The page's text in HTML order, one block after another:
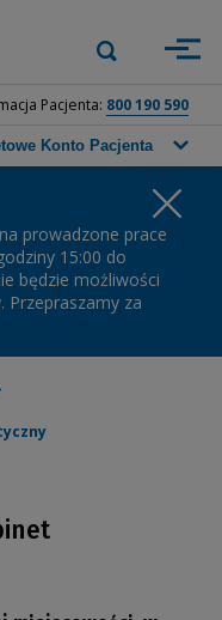
Zastosuj
Pacjenta: 800 190 590
Konto Pacjenta
prowadzone prace
15:00 do
będzie możliwości
Przepraszamy za